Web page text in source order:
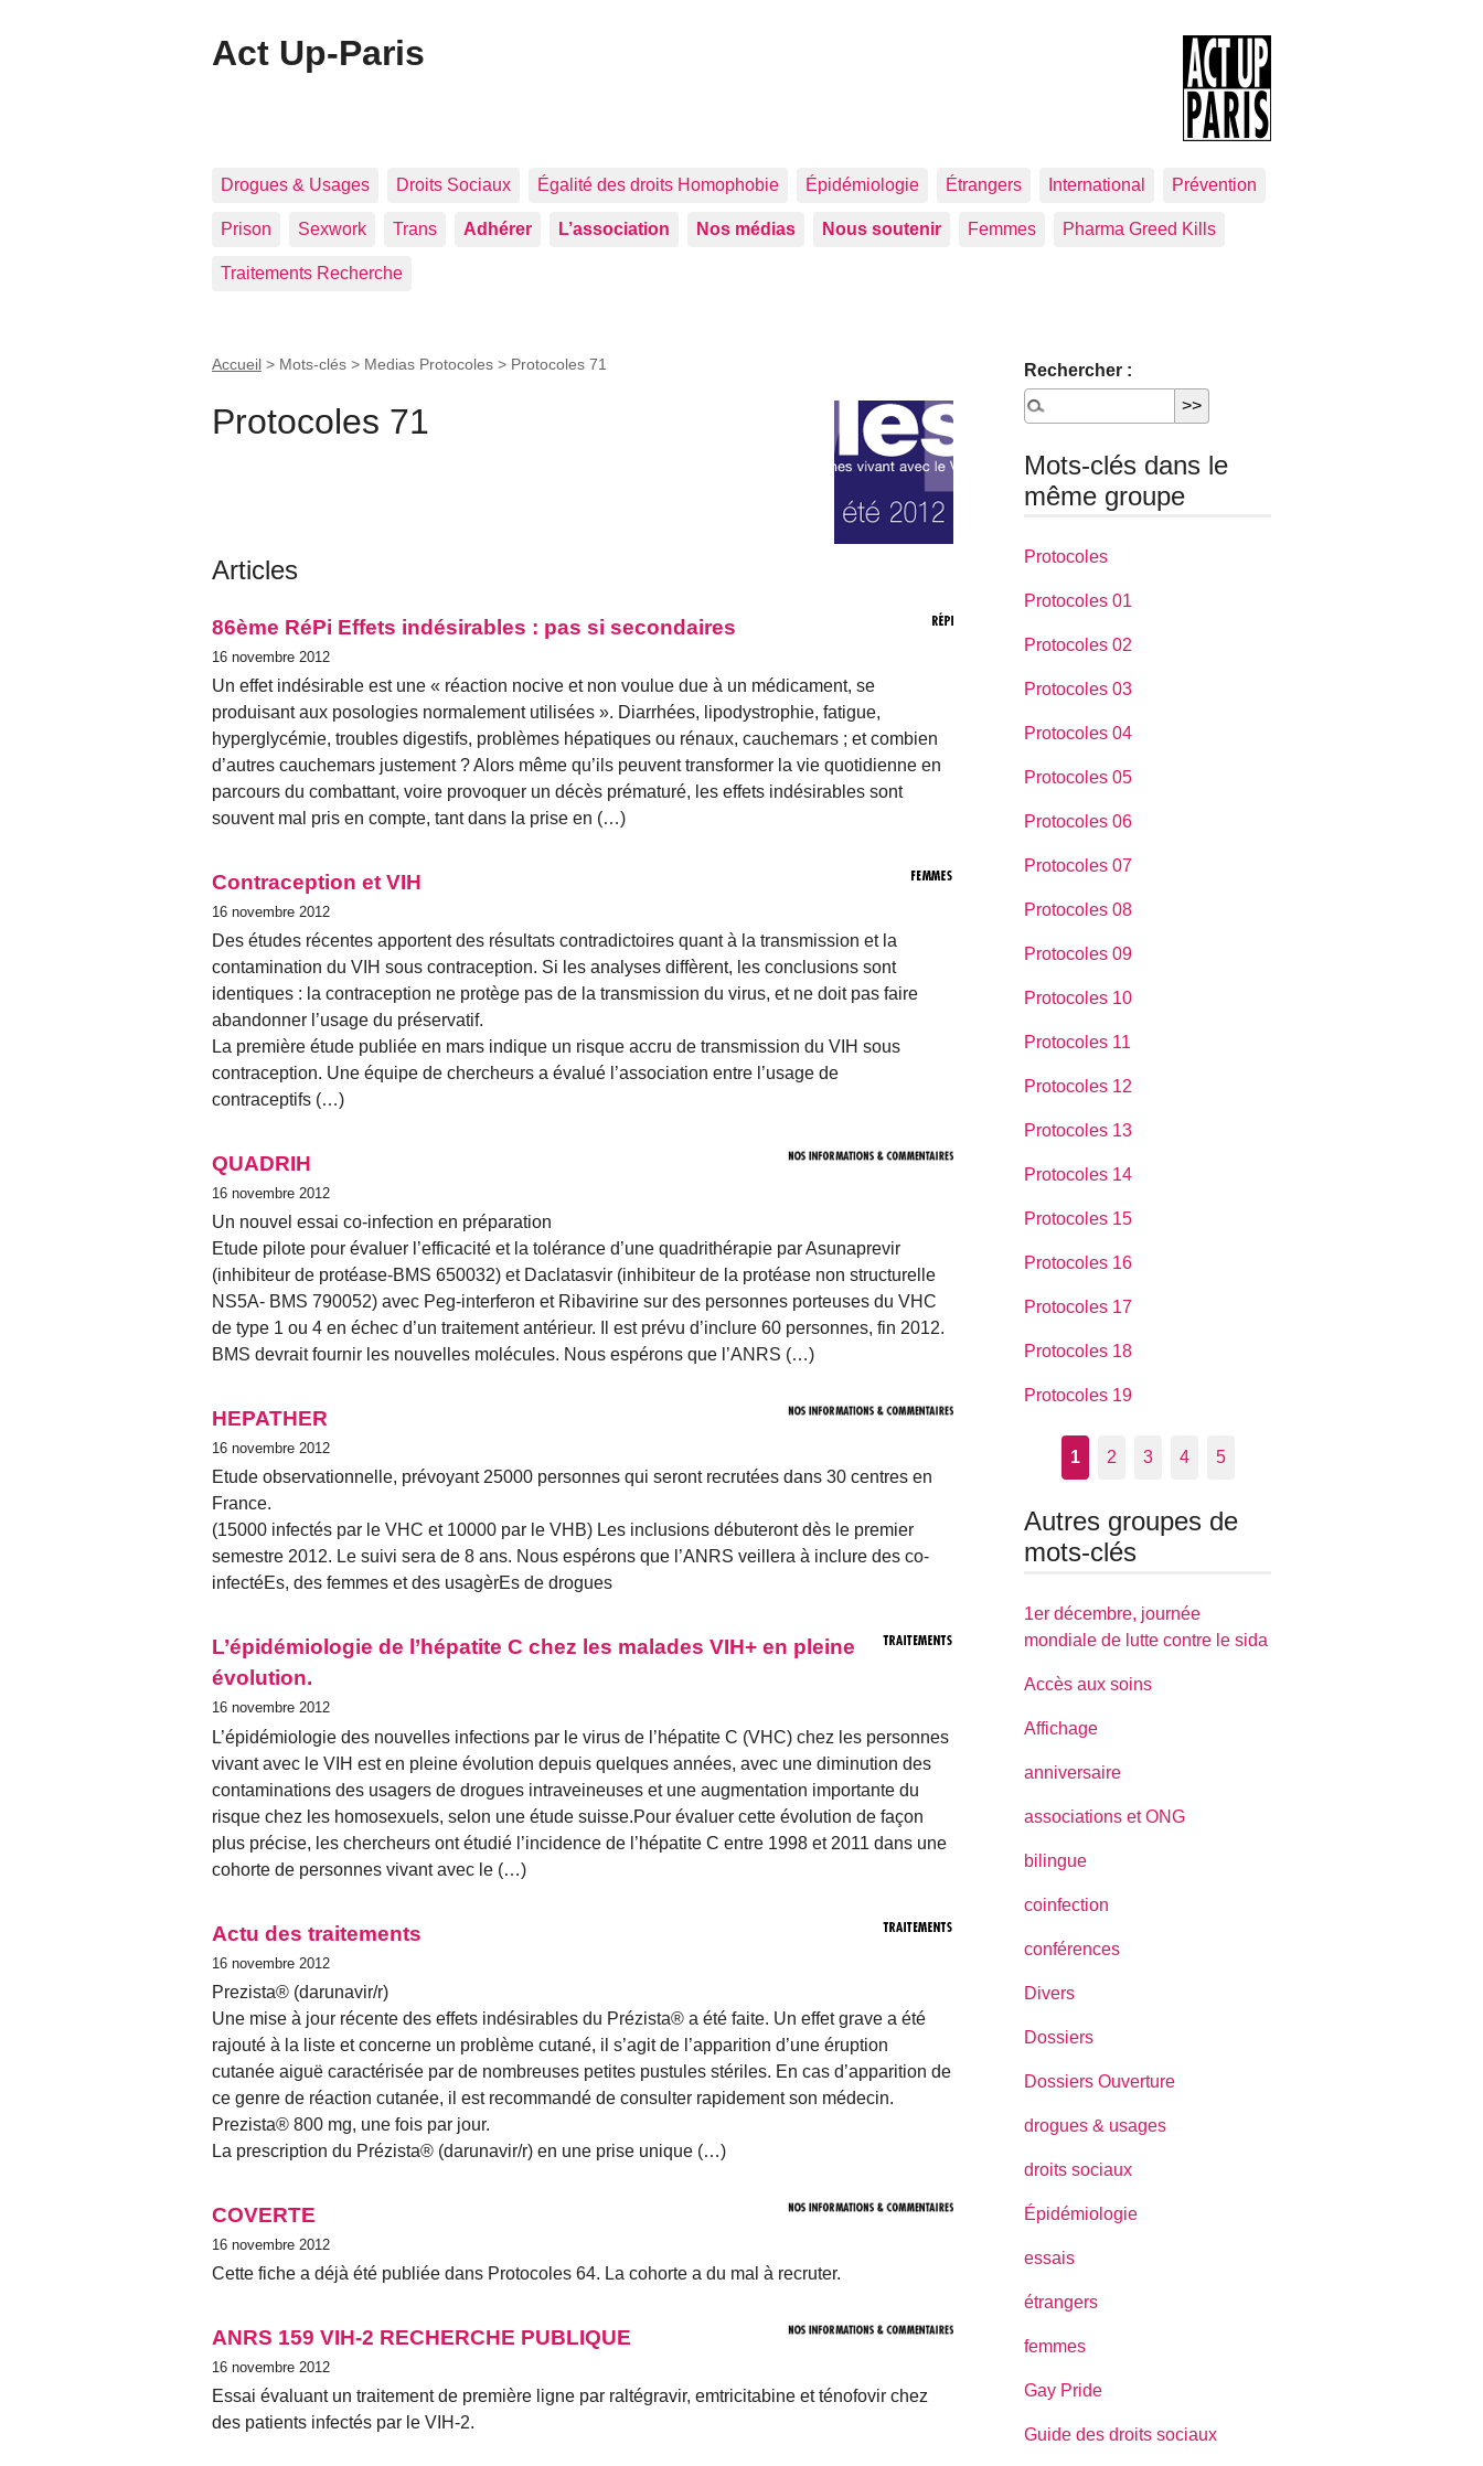
Act Up-Paris
Drogues & Usages Droits Sociaux Égalité des droits Homophobie Épidémiologie Étrangers International Prévention
Prison Sexwork Trans Adhérer L’association Nos médias Nous soutenir Femmes Pharma Greed Kills
Traitements Recherche
Accueil > Mots-clés > Medias Protocoles > Protocoles 71
Protocoles 71
Articles
86ème RéPi Effets indésirables : pas si secondaires
16 novembre 2012
Un effet indésirable est une « réaction nocive et non voulue due à un médicament, se
produisant aux posologies normalement utilisées ». Diarrhées, lipodystrophie, fatigue,
hyperglycémie, troubles digestifs, problèmes hépatiques ou rénaux, cauchemars ; et combien
d’autres cauchemars justement ? Alors même qu’ils peuvent transformer la vie quotidienne en
parcours du combattant, voire provoquer un décès prématuré, les effets indésirables sont
souvent mal pris en compte, tant dans la prise en (…)
Contraception et VIH
16 novembre 2012
Des études récentes apportent des résultats contradictoires quant à la transmission et la
contamination du VIH sous contraception. Si les analyses diffèrent, les conclusions sont
identiques : la contraception ne protège pas de la transmission du virus, et ne doit pas faire
abandonner l’usage du préservatif.
La première étude publiée en mars indique un risque accru de transmission du VIH sous
contraception. Une équipe de chercheurs a évalué l’association entre l’usage de
contraceptifs (…)
QUADRIH
16 novembre 2012
Un nouvel essai co-infection en préparation
Etude pilote pour évaluer l’efficacité et la tolérance d’une quadrithérapie par Asunaprevir
(inhibiteur de protéase-BMS 650032) et Daclatasvir (inhibiteur de la protéase non structurelle
NS5A- BMS 790052) avec Peg-interferon et Ribavirine sur des personnes porteuses du VHC
de type 1 ou 4 en échec d’un traitement antérieur. Il est prévu d’inclure 60 personnes, fin 2012.
BMS devrait fournir les nouvelles molécules. Nous espérons que l’ANRS (…)
HEPATHER
16 novembre 2012
Etude observationnelle, prévoyant 25000 personnes qui seront recrutées dans 30 centres en
France.
(15000 infectés par le VHC et 10000 par le VHB) Les inclusions débuteront dès le premier
semestre 2012. Le suivi sera de 8 ans. Nous espérons que l’ANRS veillera à inclure des co-
infectéEs, des femmes et des usagèrEs de drogues
L’épidémiologie de l’hépatite C chez les malades VIH+ en pleine
évolution.
16 novembre 2012
L’épidémiologie des nouvelles infections par le virus de l’hépatite C (VHC) chez les personnes
vivant avec le VIH est en pleine évolution depuis quelques années, avec une diminution des
contaminations des usagers de drogues intraveineuses et une augmentation importante du
risque chez les homosexuels, selon une étude suisse.Pour évaluer cette évolution de façon
plus précise, les chercheurs ont étudié l’incidence de l’hépatite C entre 1998 et 2011 dans une
cohorte de personnes vivant avec le (…)
Actu des traitements
16 novembre 2012
Prezista® (darunavir/r)
Une mise à jour récente des effets indésirables du Prézista® a été faite. Un effet grave a été
rajouté à la liste et concerne un problème cutané, il s’agit de l’apparition d’une éruption
cutanée aiguë caractérisée par de nombreuses petites pustules stériles. En cas d’apparition de
ce genre de réaction cutanée, il est recommandé de consulter rapidement son médecin.
Prezista® 800 mg, une fois par jour.
La prescription du Prézista® (darunavir/r) en une prise unique (…)
COVERTE
16 novembre 2012
Cette fiche a déjà été publiée dans Protocoles 64. La cohorte a du mal à recruter.
ANRS 159 VIH-2 RECHERCHE PUBLIQUE
16 novembre 2012
Essai évaluant un traitement de première ligne par raltégravir, emtricitabine et ténofovir chez
des patients infectés par le VIH-2.
Rechercher :
Mots-clés dans le
même groupe
Protocoles
Protocoles 01
Protocoles 02
Protocoles 03
Protocoles 04
Protocoles 05
Protocoles 06
Protocoles 07
Protocoles 08
Protocoles 09
Protocoles 10
Protocoles 11
Protocoles 12
Protocoles 13
Protocoles 14
Protocoles 15
Protocoles 16
Protocoles 17
Protocoles 18
Protocoles 19
1 2 3 4 5
Autres groupes de
mots-clés
1er décembre, journée
mondiale de lutte contre le sida
Accès aux soins
Affichage
anniversaire
associations et ONG
bilingue
coinfection
conférences
Divers
Dossiers
Dossiers Ouverture
drogues & usages
droits sociaux
Épidémiologie
essais
étrangers
femmes
Gay Pride
Guide des droits sociaux